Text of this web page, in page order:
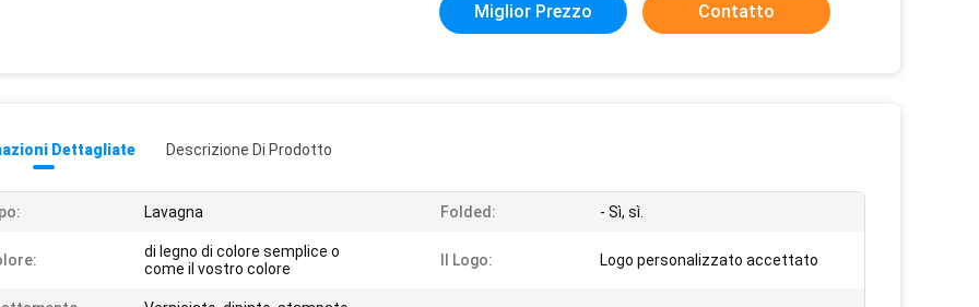
Miglior Prezzo Contatto
Dettagliate Descrizione Di Prodotto
Lavagna Folded: - Sì, sì.
di legno di colore semplice o
come il vostro colore
Il Logo: Logo personalizzato accettato